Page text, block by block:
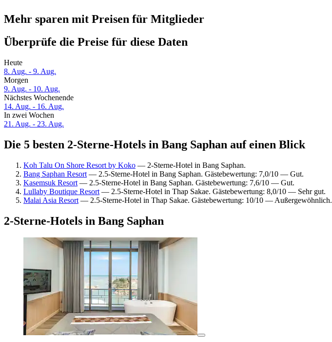
Mehr sparen mit Preisen für Mitglieder
Überprüfe die Preise für diese Daten
Heute
8. Aug. - 9. Aug.
Morgen
9. Aug. - 10. Aug.
Nächstes Wochenende
14. Aug. - 16. Aug.
In zwei Wochen
21. Aug. - 23. Aug.
Die 5 besten 2-Sterne-Hotels in Bang Saphan auf einen Blick
Koh Talu On Shore Resort by Koko — 2-Sterne-Hotel in Bang Saphan.
Bang Saphan Resort — 2.5-Sterne-Hotel in Bang Saphan. Gästebewertung: 7,0/10 — Gut.
Kasemsuk Resort — 2.5-Sterne-Hotel in Bang Saphan. Gästebewertung: 7,6/10 — Gut.
Lullaby Boutique Resort — 2.5-Sterne-Hotel in Thap Sakae. Gästebewertung: 8,0/10 — Sehr gut.
Malai Asia Resort — 2.5-Sterne-Hotel in Thap Sakae. Gästebewertung: 10/10 — Außergewöhnlich.
2-Sterne-Hotels in Bang Saphan